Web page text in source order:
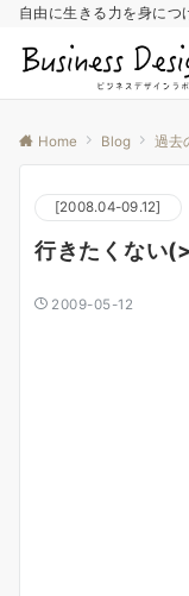
自由に生きる力を身につ
Home Blog 過去
[2008.04-09.12]
行きたくない
2009-05-12